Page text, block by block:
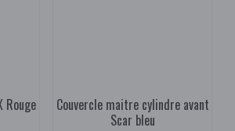
Rouge
Couvercle maitre cylindre avant
Scar bleu